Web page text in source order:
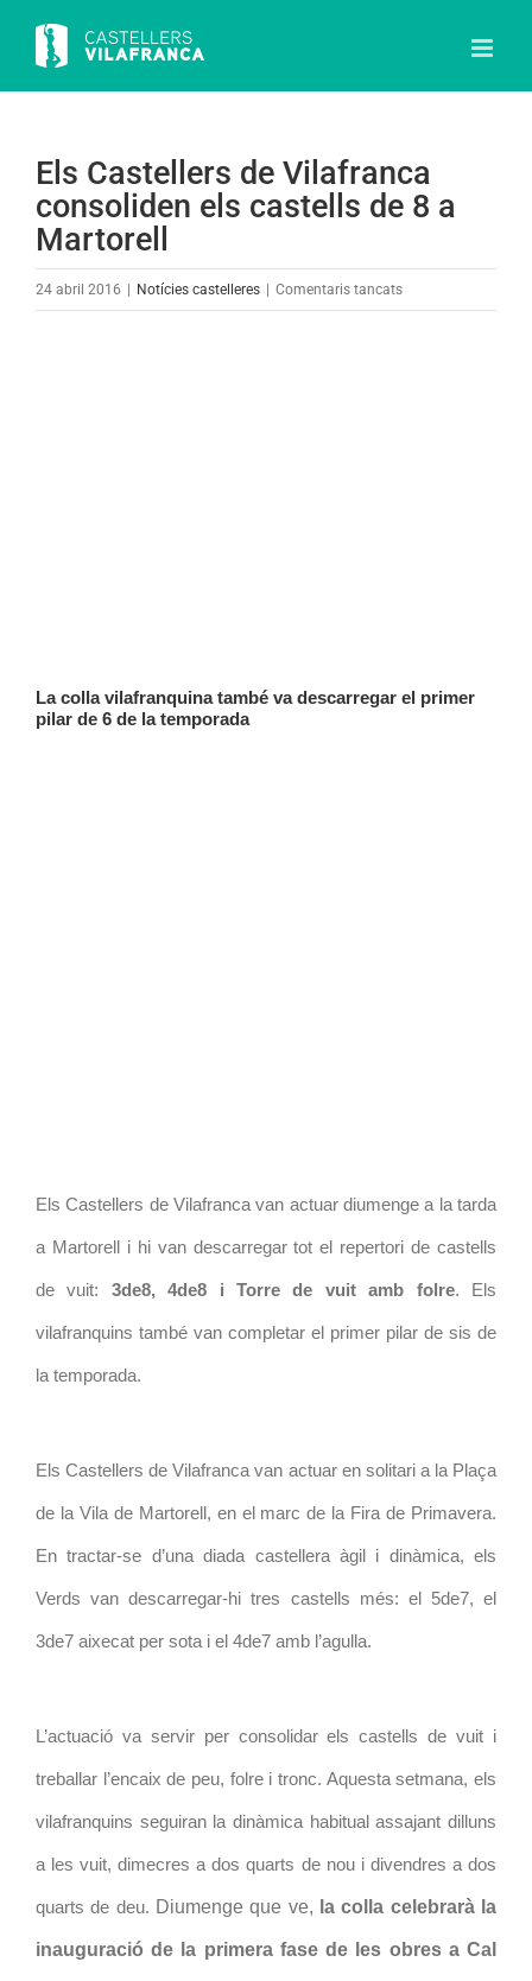
content
Els Castellers de Vilafranca
consoliden els castells de 8 a
Martorell
24 abril 2016 Notícies castelleres Comentaris tancatsa
La colla vilafranquina també va descarregar el primer
pilar de 6 de la temporada
Els Castellers de Vilafranca van actuar diumenge a la tarda
a Martorell i hi van descarregar tot el repertori de castells
de vuit: 3de8, 4de8 i Torre de vuit amb folre. Els
vilafranquins també van completar el primer pilar de sis de
la temporada.
Els Castellers de Vilafranca van actuar en solitari a la Plaça
de la Vila de Martorell, en el marc de la Fira de Primavera.
En tractar-se d’una diada castellera àgil i dinàmica, els
Verds van descarregar-hi tres castells més: el 5de7, el
3de7 aixecat per sota i el 4de7 amb l’agulla.
L’actuació va servir per consolidar els castells de vuit i
treballar l’encaix de peu, folre i tronc. Aquesta setmana, els
vilafranquins seguiran la dinàmica habitual assajant dilluns
a les vuit, dimecres a dos quarts de nou i divendres a dos
quarts de deu. Diumenge que ve, la colla celebrarà la
inauguració de la primera fase de les obres a Cal